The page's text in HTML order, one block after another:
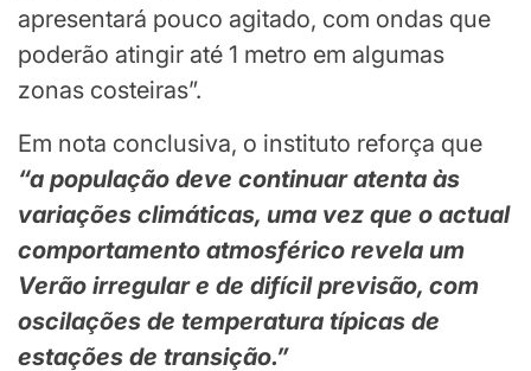
apresentará pouco agitado, com ondas que
poderão atingir até 1 metro em algumas
zonas costeiras”.
Em nota conclusiva, o instituto reforça que
“a população deve continuar atenta às
variações climáticas, uma vez que o actual
comportamento atmosférico revela um
Verão irregular e de difícil previsão, com
oscilações de temperatura típicas de
estações de transição.”